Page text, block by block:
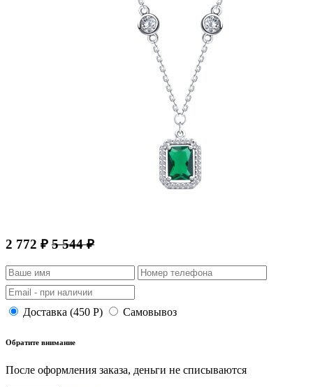
2 772 ₽ 5 544 ₽
Доставка (450 Р) Самовывоз
Обратите внимание
После оформления заказа, деньги не списываются